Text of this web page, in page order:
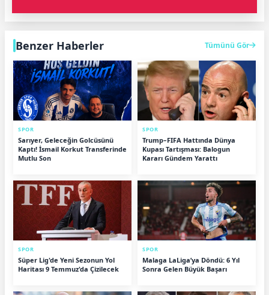
Benzer Haberler Tümünü Gör
SPOR
Sarıyer, Geleceğin Golcüsünü
Kaptı! İsmail Korkut Transferinde
Mutlu Son
SPOR
Trump–FIFA Hattında Dünya
Kupası Tartışması: Balogun
Kararı Gündem Yarattı
SPOR
Süper Lig'de Yeni Sezonun Yol
Haritası 9 Temmuz'da Çizilecek
SPOR
Malaga LaLiga’ya Döndü: 6 Yıl
Sonra Gelen Büyük Başarı